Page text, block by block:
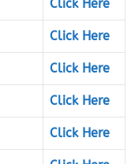
Click Here
Click Here
Click Here
Click Here
Click Here